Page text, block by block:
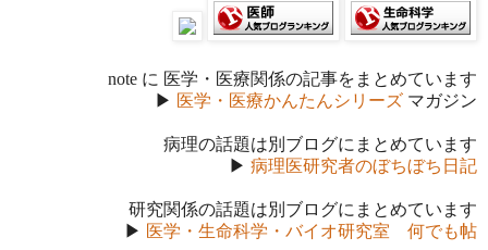
note に 医学・医療関係の記事をまとめています
▶ 医学・医療かんたんシリーズ マガジン
病理の話題は別ブログにまとめています
▶ 病理医研究者のぼちぼち日記
研究関係の話題は別ブログにまとめています
▶ 医学・生命科学・バイオ研究室 何でも帖